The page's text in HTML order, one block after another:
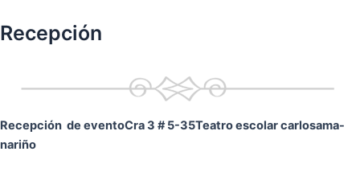
Recepción
Recepción de eventoCra 3 # 5-35Teatro escolar carlosama-
nariño